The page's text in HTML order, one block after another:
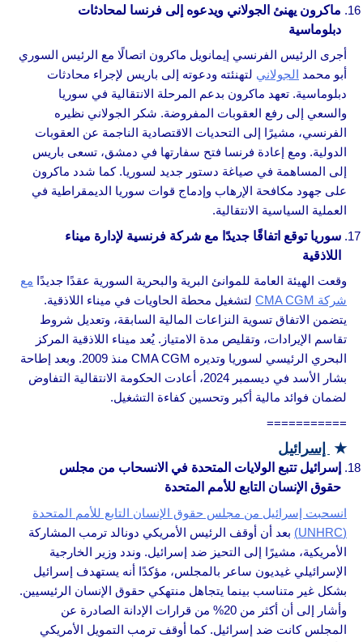
ماكرون يهنئ الجولاني ويدعوه إلى فرنسا لمحادثات
دبلوماسية
أجرى الرئيس الفرنسي إيمانويل ماكرون اتصالًا مع الرئيس السوري
أبو محمد الجولاني لتهنئته ودعوته إلى باريس لإجراء محادثات
دبلوماسية. تعهد ماكرون بدعم المرحلة الانتقالية في سوريا
والسعي إلى رفع العقوبات المفروضة. شكر الجولاني نظيره
الفرنسي، مشيرًا إلى التحديات الاقتصادية الناجمة عن العقوبات
الدولية. ومع إعادة فرنسا فتح سفارتها في دمشق، تسعى باريس
إلى المساهمة في صياغة دستور جديد لسوريا. كما شدد ماكرون
على جهود مكافحة الإرهاب وإدماج قوات سوريا الديمقراطية في
العملية السياسية الانتقالية.
سوريا توقع اتفاقًا جديدًا مع شركة فرنسية لإدارة ميناء
اللاذقية
وقعت الهيئة العامة للموانئ البرية والبحرية السورية عقدًا جديدًا مع
شركة CMA CGM
لتشغيل محطة الحاويات في ميناء اللاذقية.
يتضمن الاتفاق تسوية النزاعات المالية السابقة، وتعديل شروط
تقاسم الإيرادات، وتقليص مدة الامتياز. يُعد ميناء اللاذقية المركز
البحري الرئيسي لسوريا وتديره CMA CGM منذ 2009. وبعد إطاحة
بشار الأسد في ديسمبر 2024، أعادت الحكومة الانتقالية التفاوض
لضمان فوائد مالية أكبر وتحسين كفاءة التشغيل.
===========
★ إسرائيل
إسرائيل تتبع الولايات المتحدة في الانسحاب من مجلس
حقوق الإنسان التابع للأمم المتحدة
انسحبت إسرائيل من مجلس حقوق الإنسان التابع للأمم المتحدة
(UNHRC)
بعد أن أوقف الرئيس الأمريكي دونالد ترمب المشاركة
الأمريكية، مشيرًا إلى التحيز ضد إسرائيل. وندد وزير الخارجية
الإسرائيلي غيديون ساعر بالمجلس، مؤكدًا أنه يستهدف إسرائيل
بشكل غير متناسب بينما يتجاهل منتهكي حقوق الإنسان الرئيسيين.
وأشار إلى أن أكثر من 20% من قرارات الإدانة الصادرة عن
المجلس كانت ضد إسرائيل. كما أوقف ترمب التمويل الأمريكي